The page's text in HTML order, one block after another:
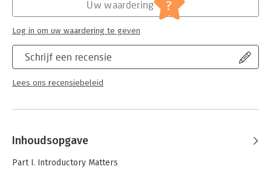
Serie:
The Common Core of European Private
Schrijf een recensie
Lees ons recensiebeleid
Uw waardering ?
Log in om uw waardering te geven
Inhoudsopgave
Part I. Introductory Matters